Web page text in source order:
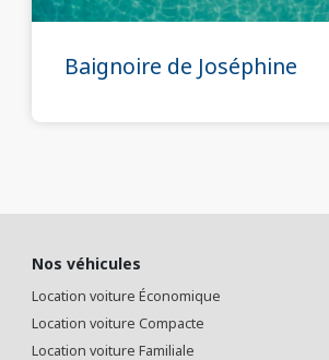
Baignoire de Joséphine
Nos véhicules
Location voiture Économique
Location voiture Compacte
Location voiture Familiale